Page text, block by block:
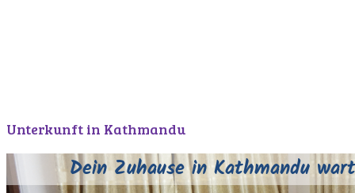
Unterkunft in Kathmandu